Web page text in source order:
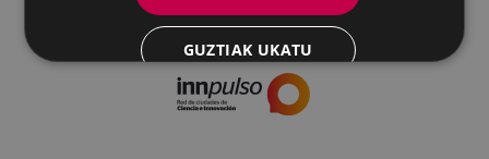
GUZTIAK UKATU
XEHETASUNAK ERAKUTSI